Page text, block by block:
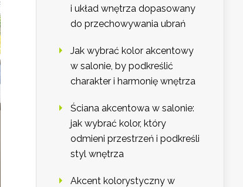
i układ wnętrza dopasowany
do przechowywania ubrań
Jak wybrać kolor akcentowy
w salonie, by podkreślić
charakter i harmonię wnętrza
Ściana akcentowa w salonie:
jak wybrać kolor, który
odmieni przestrzeń i podkreśli
styl wnętrza
Akcent kolorystyczny w